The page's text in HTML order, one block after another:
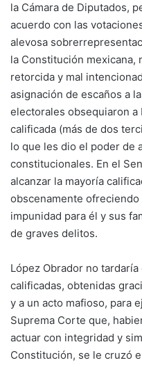
la Cámara de Diputados,
acuerdo con las
alevosa
la Constitución mexicana,
retorcida y mal
asignación de escaños a
electorales obsequiaron a
calificada (más de dos
lo que les dio el poder de
constitucionales. En el
alcanzar la mayoría
obscenamente
impunidad para él y sus
de graves delitos.
López Obrador no
calificadas, obtenidas
y a un acto mafioso, para
Suprema Corte que,
actuar con integridad y
Constitución, se le cruzó